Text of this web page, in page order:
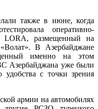
также в июне, когда
оперативно-
LORA, размещенный на
В Азербайджане
именно на этом
Азербайджана уже были
с точки зрения
армии на автомобилях